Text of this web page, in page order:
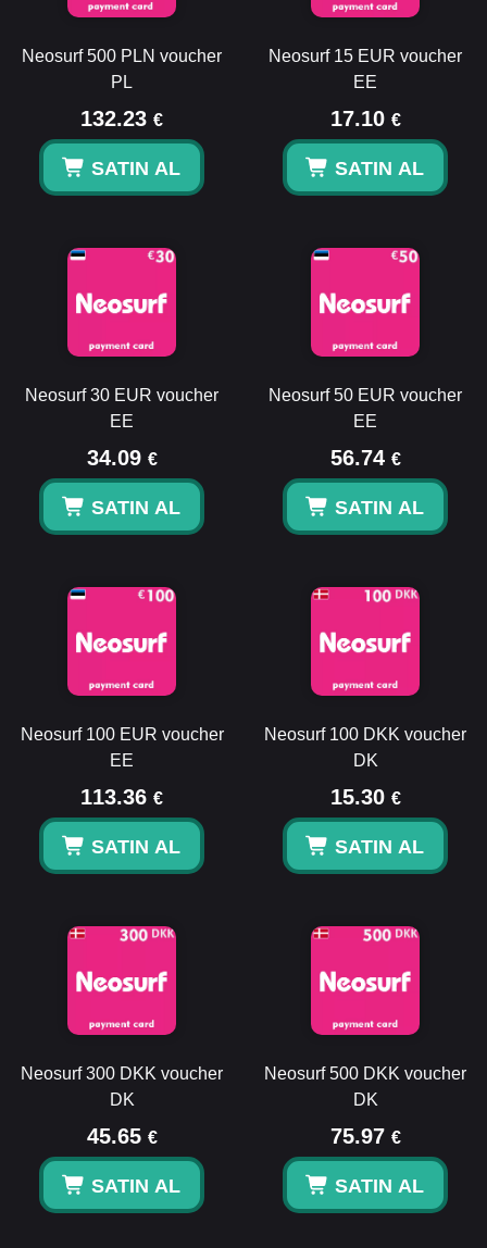
Neosurf 500 PLN voucher
PL
132.23 €
SATIN AL
Neosurf 15 EUR voucher
EE
17.10 €
SATIN AL
Neosurf 30 EUR voucher
EE
34.09 €
SATIN AL
Neosurf 50 EUR voucher
EE
56.74 €
SATIN AL
Neosurf 100 EUR voucher
EE
113.36 €
SATIN AL
Neosurf 100 DKK voucher
DK
15.30 €
SATIN AL
Neosurf 300 DKK voucher
DK
45.65 €
SATIN AL
Neosurf 500 DKK voucher
DK
75.97 €
SATIN AL